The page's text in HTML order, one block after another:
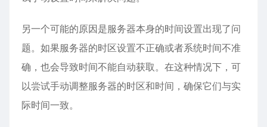
另一个可能的原因是服务器本身的时间设置出现了问
题。如果服务器的时区设置不正确或者系统时间不准
确，也会导致时间不能自动获取。在这种情况下，可
以尝试手动调整服务器的时区和时间，确保它们与实
际时间一致。